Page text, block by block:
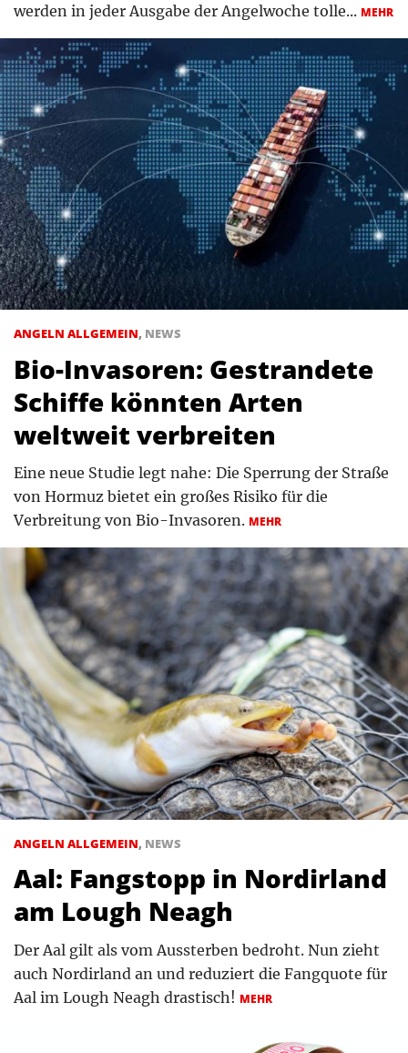
werden in jeder Ausgabe der Angelwoche tolle... MEHR
ANGELN ALLGEMEIN, NEWS
Bio-Invasoren: Gestrandete
Schiffe könnten Arten
weltweit verbreiten
Eine neue Studie legt nahe: Die Sperrung der Straße
von Hormuz bietet ein großes Risiko für die
Verbreitung von Bio-Invasoren. MEHR
ANGELN ALLGEMEIN, NEWS
Aal: Fangstopp in Nordirland
am Lough Neagh
Der Aal gilt als vom Aussterben bedroht. Nun zieht
auch Nordirland an und reduziert die Fangquote für
Aal im Lough Neagh drastisch! MEHR